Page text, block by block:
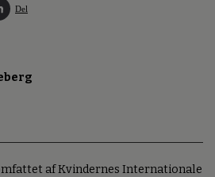
Del
af Kvindernes Internationale